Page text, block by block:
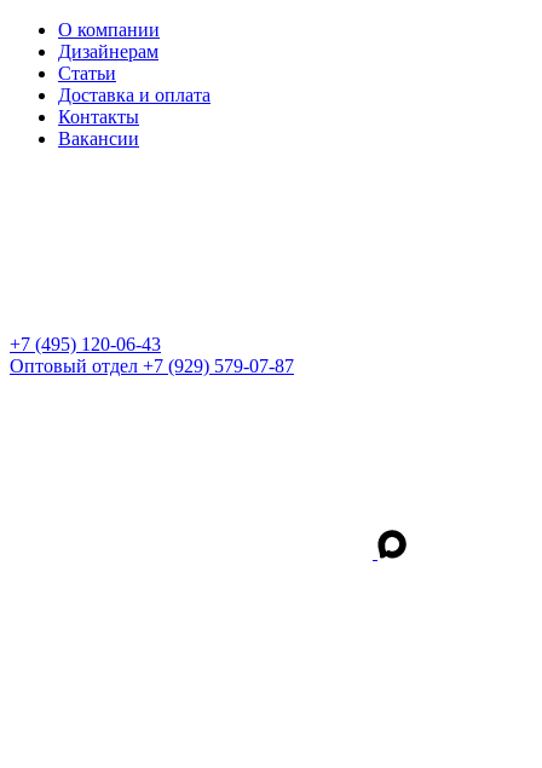
О компании
Дизайнерам
Статьи
Доставка и оплата
Контакты
Вакансии
+7 (495) 120-06-43
Оптовый отдел +7 (929) 579-07-87